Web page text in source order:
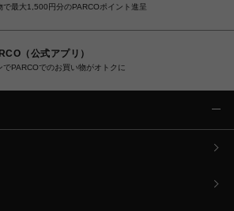
で最大1,500円分のPARCOポイント進呈
（公式アプリ）
でPARCOでのお買い物がオトクに